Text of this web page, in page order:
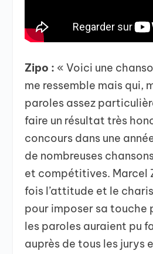
Zipo : « Voici une
me ressemble mais qui,
paroles assez
faire un résultat très
concours dans une
de nombreuses
et compétitives. Marcel
fois l’attitude et le
pour imposer sa touche
les paroles auraient pu
auprès de tous les jurys